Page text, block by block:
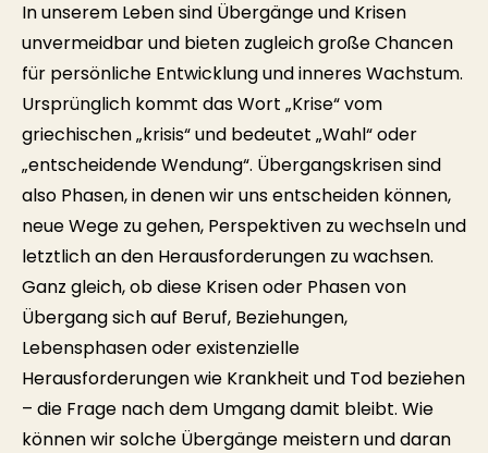
In unserem Leben sind Übergänge und Krisen
unvermeidbar und bieten zugleich große Chancen
für persönliche Entwicklung und inneres Wachstum.
Ursprünglich kommt das Wort „Krise“ vom
griechischen „krisis“ und bedeutet „Wahl“ oder
„entscheidende Wendung“. Übergangskrisen sind
also Phasen, in denen wir uns entscheiden können,
neue Wege zu gehen, Perspektiven zu wechseln und
letztlich an den Herausforderungen zu wachsen.
Ganz gleich, ob diese Krisen oder Phasen von
Übergang sich auf Beruf, Beziehungen,
Lebensphasen oder existenzielle
Herausforderungen wie Krankheit und Tod beziehen
– die Frage nach dem Umgang damit bleibt. Wie
können wir solche Übergänge meistern und daran